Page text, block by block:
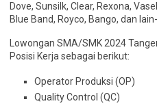
Dove, Sunsilk, Clear, Rexona,
Blue Band, Royco, Bango, dan
Lowongan SMA/SMK 2024
Posisi Kerja sebagai berikut:
Operator Produksi (OP)
Quality Control (QC)